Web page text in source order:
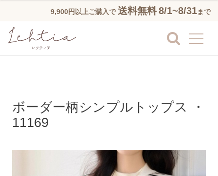
9,900円以上ご購入で 送料無料8/1~8/31まで
ボーダー柄シンプルトップス ・
11169